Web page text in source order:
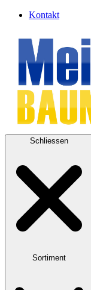
Kontakt
Schliessen
Sortiment